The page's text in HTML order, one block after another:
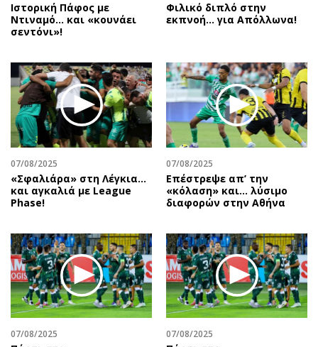
Ιστορική Πάφος με
Ντιναμό… και «κουνάει
σεντόνι»!
Φιλικό διπλό στην
εκπνοή… για Απόλλωνα!
07/08/2025
«Σφαλιάρα» στη Λέγκια…
και αγκαλιά με League
Phase!
07/08/2025
Επέστρεψε απ’ την
«κόλαση» και… λύσιμο
διαφορών στην Αθήνα
07/08/2025 07/08/2025